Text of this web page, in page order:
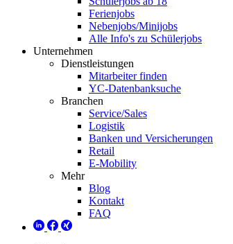
Ferienjobs
Nebenjobs/Minijobs
Alle Info's zu Schülerjobs
Unternehmen
Dienstleistungen
Mitarbeiter finden
YC-Datenbanksuche
Branchen
Service/Sales
Logistik
Banken und Versicherungen
Retail
E-Mobility
Mehr
Blog
Kontakt
FAQ